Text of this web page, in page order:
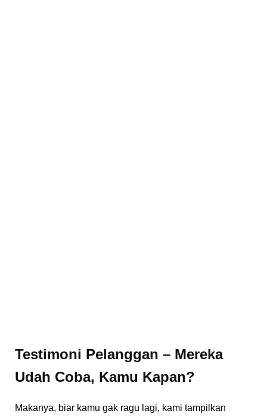
Testimoni Pelanggan – Mereka
Udah Coba, Kamu Kapan?
Makanya, biar kamu gak ragu lagi, kami tampilkan